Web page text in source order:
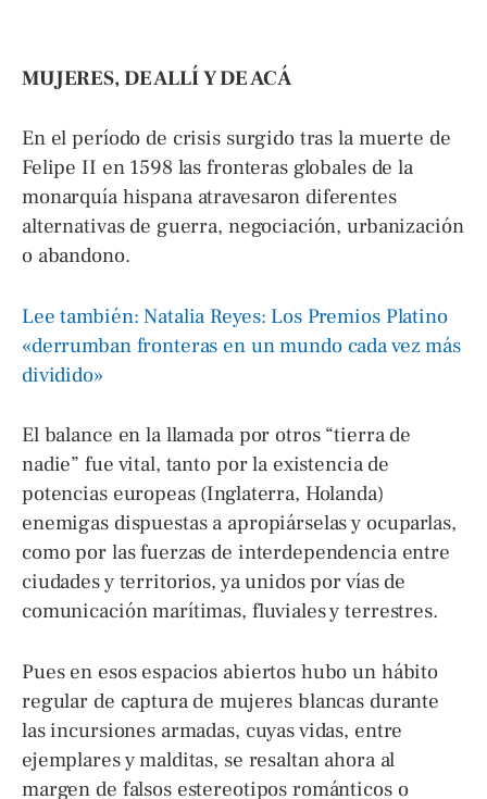
MUJERES, DE ALLÍ Y DE ACÁ
En el período de crisis surgido tras la muerte de
Felipe II en 1598 las fronteras globales de la
monarquía hispana atravesaron diferentes
alternativas de guerra, negociación, urbanización
o abandono.
Lee también: Natalia Reyes: Los Premios Platino
«derrumban fronteras en un mundo cada vez más
dividido»
El balance en la llamada por otros “tierra de
nadie” fue vital, tanto por la existencia de
potencias europeas (Inglaterra, Holanda)
enemigas dispuestas a apropiárselas y ocuparlas,
como por las fuerzas de interdependencia entre
ciudades y territorios, ya unidos por vías de
comunicación marítimas, fluviales y terrestres.
Pues en esos espacios abiertos hubo un hábito
regular de captura de mujeres blancas durante
las incursiones armadas, cuyas vidas, entre
ejemplares y malditas, se resaltan ahora al
margen de falsos estereotipos románticos o